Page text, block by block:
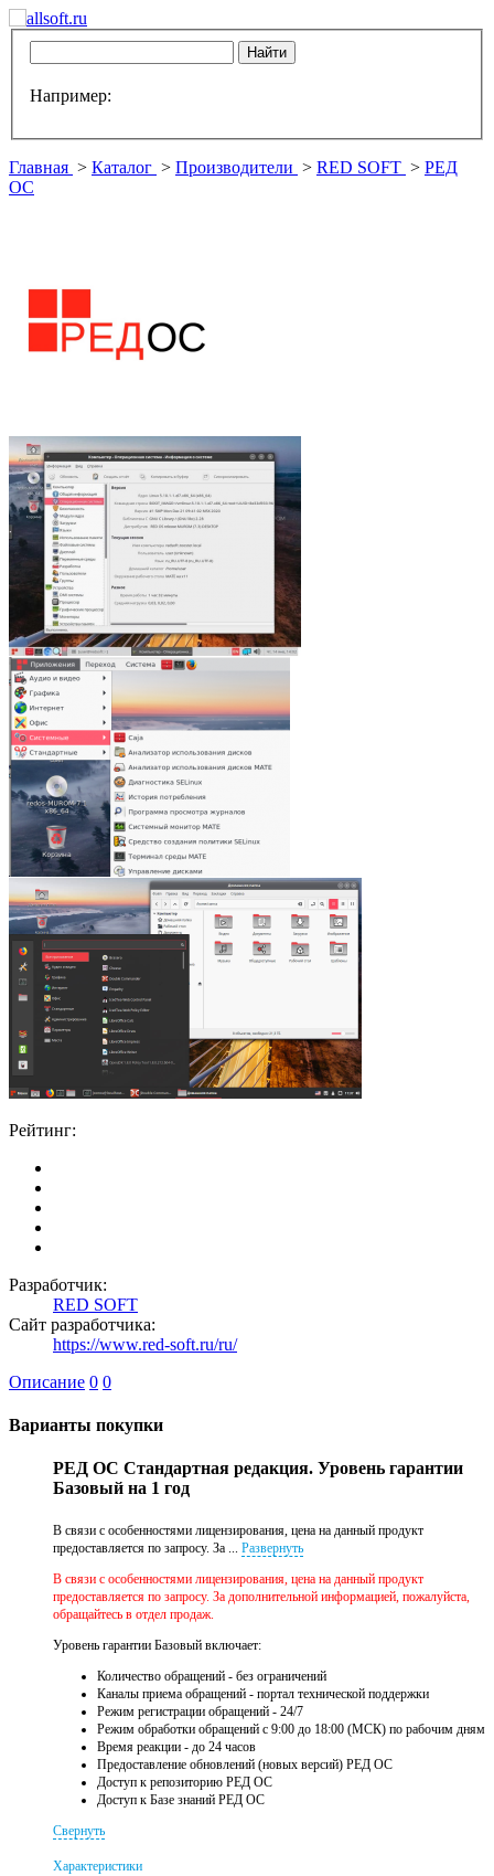
Например:
Главная > Каталог > Производители > RED SOFT > РЕД
ОС
Рейтинг:
Разработчик:
RED SOFT
Сайт разработчика:
https://www.red-soft.ru/ru/
Описание 0 0
Варианты покупки
РЕД ОС Стандартная редакция. Уровень гарантии
Базовый на 1 год
В связи с особенностями лицензирования, цена на данный продукт
предоставляется по запросу. За ... Развернуть
В связи с особенностями лицензирования, цена на данный продукт
предоставляется по запросу. За дополнительной информацией, пожалуйста,
обращайтесь в отдел продаж.
Уровень гарантии Базовый включает:
Количество обращений - без ограничений
Каналы приема обращений - портал технической поддержки
Режим регистрации обращений - 24/7
Режим обработки обращений с 9:00 до 18:00 (МСК) по рабочим дням
Время реакции - до 24 часов
Предоставление обновлений (новых версий) РЕД ОС
Доступ к репозиторию РЕД ОС
Доступ к Базе знаний РЕД ОС
Свернуть
Характеристики